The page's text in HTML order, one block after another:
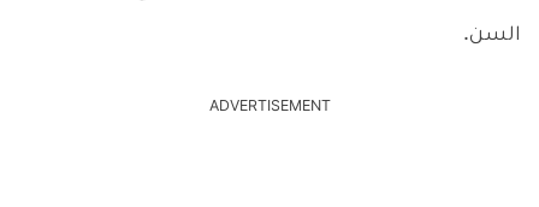
السن.
ADVERTISEMENT